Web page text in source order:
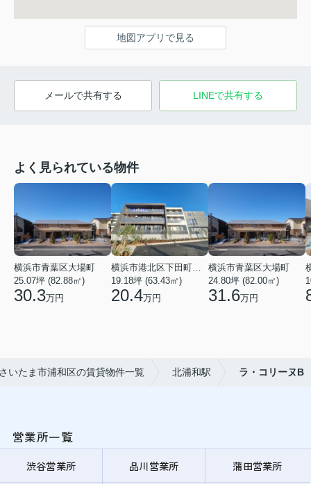
地図アプリで見る
メールで共有する LINEで共有する
よく見られている物件
横浜市青葉区大場町
25.07坪 (82.88㎡)
30.3万円
19.18坪 (63.43㎡)
20.4万円
横浜市青葉区大場町
24.80坪 (82.00㎡)
31.6万円
いたま市浦和区の賃貸物件一覧 北浦和駅 ラ・コリーヌB
営業所一覧
渋谷営業所 品川営業所 蒲田営業所